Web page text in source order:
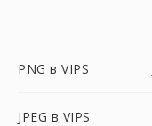
PNG в VIPS
JPEG в VIPS